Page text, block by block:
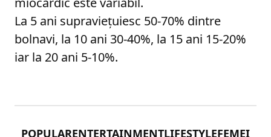
La 5 ani supravieţuiesc 50-70% dintre
bolnavi, la 10 ani 30-40%, la 15 ani 15-20%
iar la 20 ani 5-10%.
POPULARENTERTAINMENTLIFESTYLEFEMEI